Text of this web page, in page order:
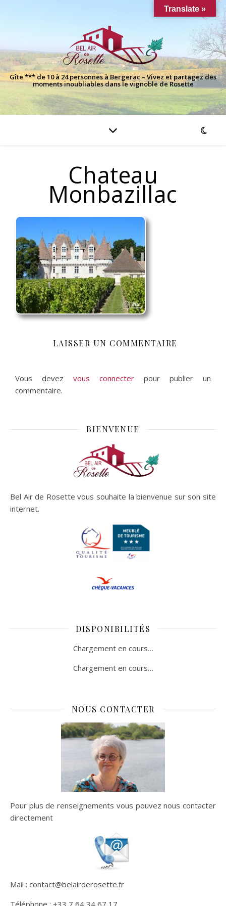
Gîte *** de 10 à 24 personnes à Bergerac – Vivez et partagez des
moments inoubliables dans le vignoble de Rosette
Chateau
Monbazillac
LAISSER UN COMMENTAIRE
Vous devez vous connecter pour publier un
commentaire.
BIENVENUE
Bel Air de Rosette vous souhaite la bienvenue sur son site
internet.
DISPONIBILITÉS
Chargement en cours…
Chargement en cours…
NOUS CONTACTER
Pour plus de renseignements vous pouvez nous contacter
directement
Mail : contact@belairderosette.fr
Translate »